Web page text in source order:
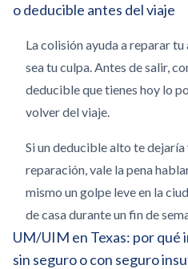
o deducible antes del viaje
La colisión ayuda a reparar
sea tu culpa. Antes de salir,
deducible que tienes hoy lo
volver del viaje.
Si un deducible alto te
reparación, vale la pena
mismo un golpe leve en la
de casa durante un fin de
UM/UIM en Texas: por
sin seguro o con seguro